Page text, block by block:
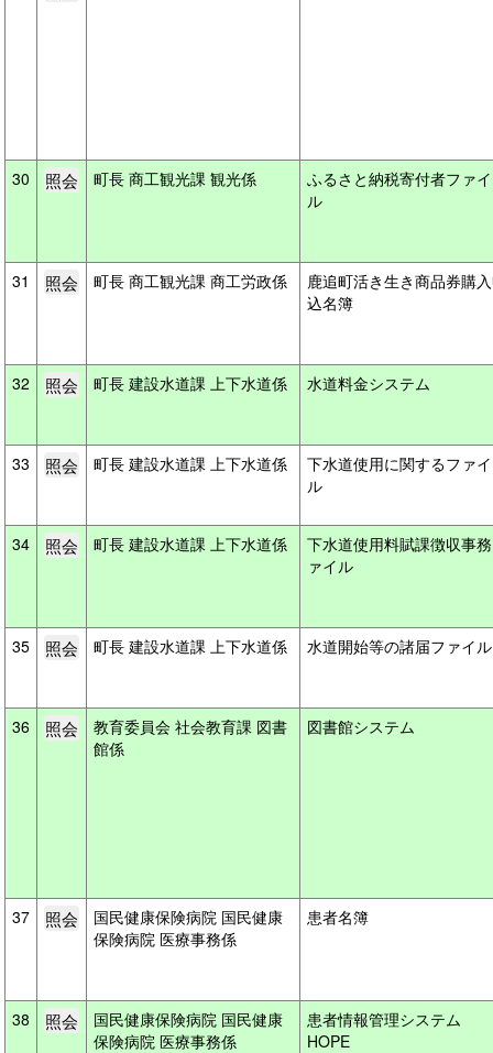
30 町長 商工観光課 観光係
ふるさと納税寄付者ファイ
ル
31 町長 商工観光課 商工労政係
鹿追町活き生き商品券購
込名簿
32 町長 建設水道課 上下水道係 水道料金システム
33 町長 建設水道課 上下水道係
下水道使用に関するファイ
ル
34 町長 建設水道課 上下水道係
下水道使用料賦課徴収事
ァイル
35 町長 建設水道課 上下水道係 水道開始等の諸届ファイ
36
教育委員会 社会教育課 図書
館係
図書館システム
37
国民健康保険病院 国民健康
保険病院 医療事務係
患者名簿
38
国民健康保険病院 国民健康
保険病院 医療事務係
患者情報管理システム
HOPE